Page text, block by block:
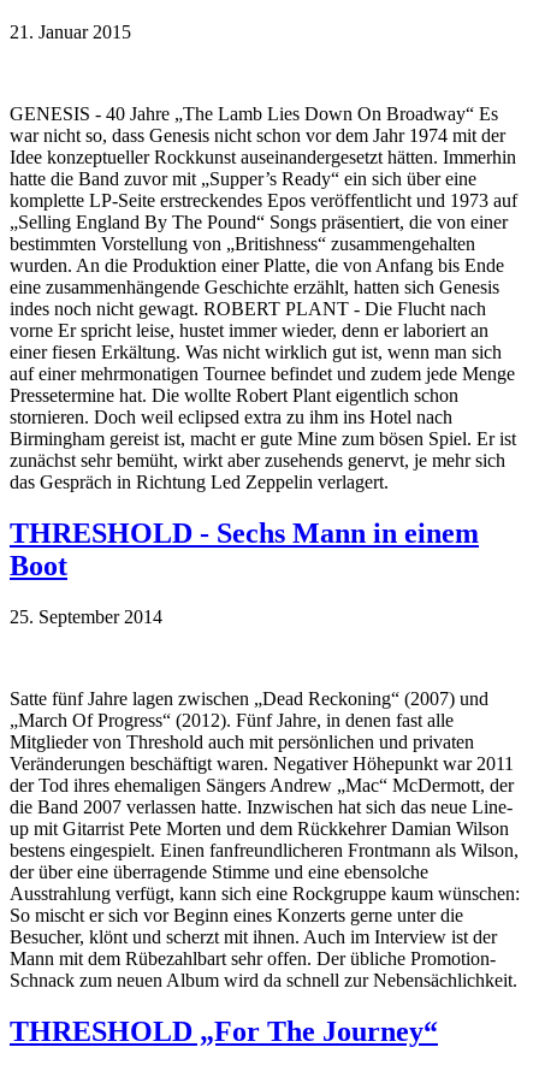
21. Januar 2015
GENESIS - 40 Jahre „The Lamb Lies Down On Broadway“ Es
war nicht so, dass Genesis nicht schon vor dem Jahr 1974 mit der
Idee konzeptueller Rockkunst auseinandergesetzt hätten. Immerhin
hatte die Band zuvor mit „Supper’s Ready“ ein sich über eine
komplette LP-Seite erstreckendes Epos veröffentlicht und 1973 auf
„Selling England By The Pound“ Songs präsentiert, die von einer
bestimmten Vorstellung von „Britishness“ zusammengehalten
wurden. An die Produktion einer Platte, die von Anfang bis Ende
eine zusammenhängende Geschichte erzählt, hatten sich Genesis
indes noch nicht gewagt. ROBERT PLANT - Die Flucht nach
vorne Er spricht leise, hustet immer wieder, denn er laboriert an
einer fiesen Erkältung. Was nicht wirklich gut ist, wenn man sich
auf einer mehrmonatigen Tournee befindet und zudem jede Menge
Pressetermine hat. Die wollte Robert Plant eigentlich schon
stornieren. Doch weil eclipsed extra zu ihm ins Hotel nach
Birmingham gereist ist, macht er gute Mine zum bösen Spiel. Er ist
zunächst sehr bemüht, wirkt aber zusehends genervt, je mehr sich
das Gespräch in Richtung Led Zeppelin verlagert.
THRESHOLD - Sechs Mann in einem
Boot
25. September 2014
Satte fünf Jahre lagen zwischen „Dead Reckoning“ (2007) und
„March Of Progress“ (2012). Fünf Jahre, in denen fast alle
Mitglieder von Threshold auch mit persönlichen und privaten
Veränderungen beschäftigt waren. Negativer Höhepunkt war 2011
der Tod ihres ehemaligen Sängers Andrew „Mac“ McDermott, der
die Band 2007 verlassen hatte. Inzwischen hat sich das neue Line-
up mit Gitarrist Pete Morten und dem Rückkehrer Damian Wilson
bestens eingespielt. Einen fanfreundlicheren Frontmann als Wilson,
der über eine überragende Stimme und eine ebensolche
Ausstrahlung verfügt, kann sich eine Rockgruppe kaum wünschen:
So mischt er sich vor Beginn eines Konzerts gerne unter die
Besucher, klönt und scherzt mit ihnen. Auch im Interview ist der
Mann mit dem Rübezahlbart sehr offen. Der übliche Promotion-
Schnack zum neuen Album wird da schnell zur Nebensächlichkeit.
THRESHOLD „For The Journey“